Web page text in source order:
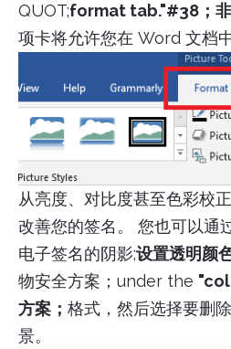
QUOT;format tab."#38；非
项卡将允许您在 Word 文档
从亮度、对比度甚至色彩校
改善您的签名。 您也可以通
电子签名的阴影;设置透明颜
物安全方案；under the
方案； 格式，然后选择要删
景。